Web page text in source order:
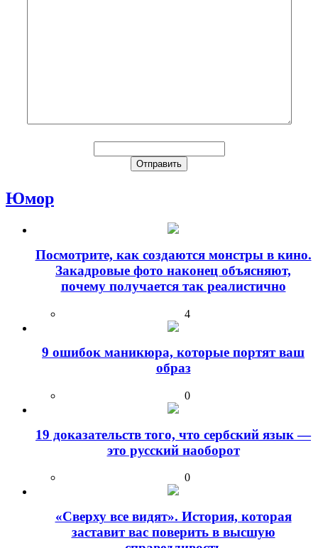
Юмор
Посмотрите, как создаются монстры в кино.
Закадровые фото наконец объясняют,
почему получается так реалистично
4
9 ошибок маникюра, которые портят ваш
образ
0
19 доказательств того, что сербский язык —
это русский наоборот
0
«Сверху все видят». История, которая
заставит вас поверить в высшую